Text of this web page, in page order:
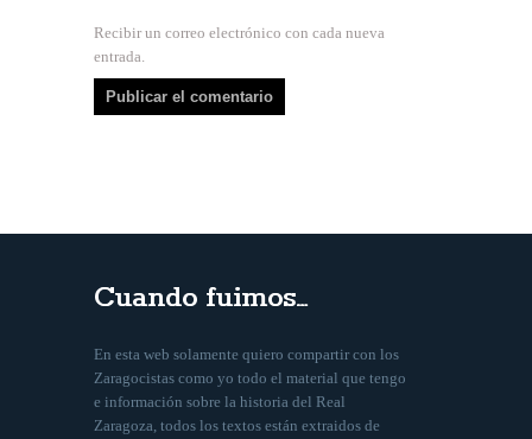
Recibir un correo electrónico con cada nueva
entrada.
Cuando fuimos…
En esta web solamente quiero compartir con los
Zaragocistas como yo todo el material que tengo
e información sobre la historia del Real
Zaragoza, todos los textos están extraidos de